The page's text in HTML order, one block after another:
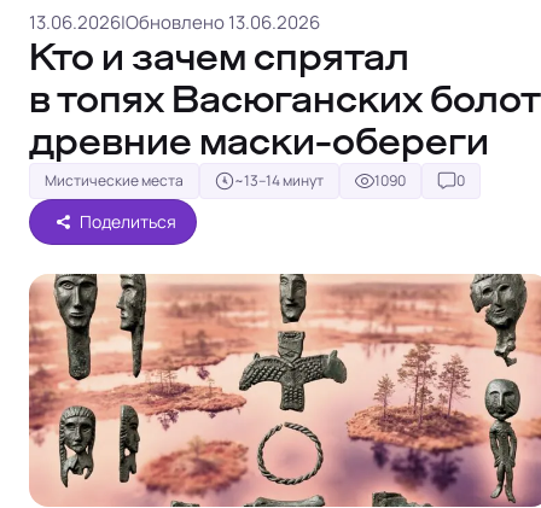
13.06.2026|Обновлено 13.06.2026
Кто и зачем спрятал
в топях Васюганских болот
древние маски-обереги
Мистические места ~13–14 минут 1090 0
Поделиться